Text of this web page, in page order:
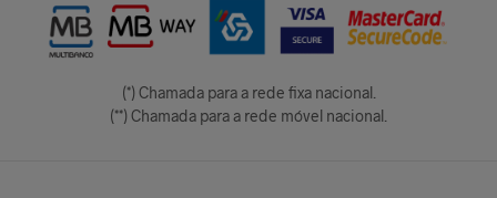
(*) Chamada para a rede fixa nacional.
(**) Chamada para a rede móvel nacional.